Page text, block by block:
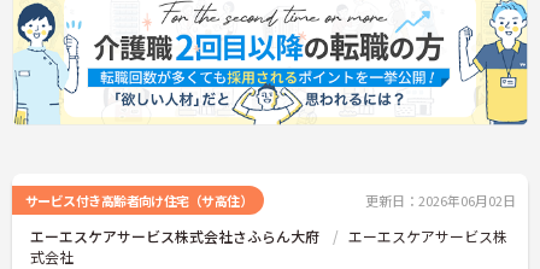
サービス付き高齢者向け住宅（サ高住） 更新日：2026年06月02日
エーエスケアサービス株式会社さふらん大府
エーエスケアサービス株
式会社